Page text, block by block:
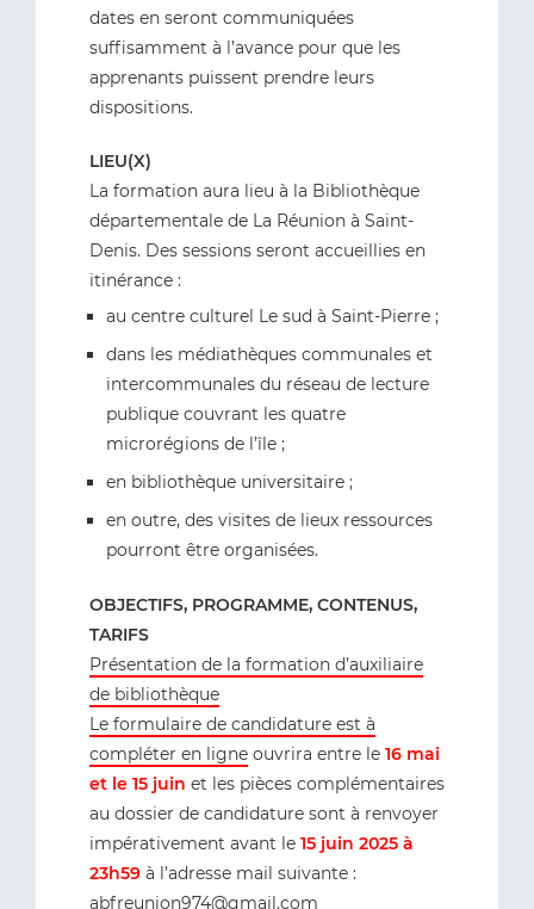
dates en seront communiquées
suffisamment à l’avance pour que les
apprenants puissent prendre leurs
dispositions.
LIEU(X)
La formation aura lieu à la Bibliothèque
départementale de La Réunion à Saint-
Denis. Des sessions seront accueillies en
itinérance :
au centre culturel Le sud à Saint-Pierre ;
dans les médiathèques communales et
intercommunales du réseau de lecture
publique couvrant les quatre
microrégions de l’île ;
en bibliothèque universitaire ;
en outre, des visites de lieux ressources
pourront être organisées.
OBJECTIFS, PROGRAMME, CONTENUS,
TARIFS
Présentation de la formation d’auxiliaire
de bibliothèque
Le formulaire de candidature est à
compléter en ligne ouvrira entre le 16 mai
et le 15 juin et les pièces complémentaires
au dossier de candidature sont à renvoyer
impérativement avant le 15 juin 2025 à
23h59 à l’adresse mail suivante :
abfreunion974@gmail.com